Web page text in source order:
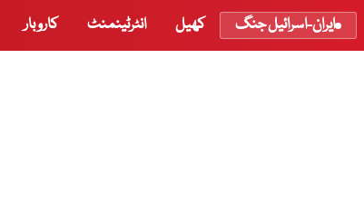
ایران-اسرائیل جنگ کھیل انٹرٹینمنٹ کاروبار